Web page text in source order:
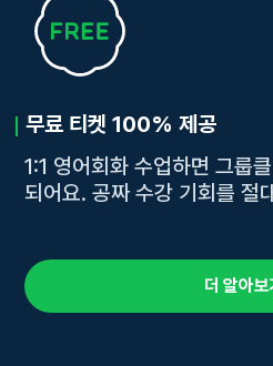
무료 티켓 100% 제공
1:1 영어회화 수업하면 그룹
되어요. 공짜 수강 기회를 절
더 알아보